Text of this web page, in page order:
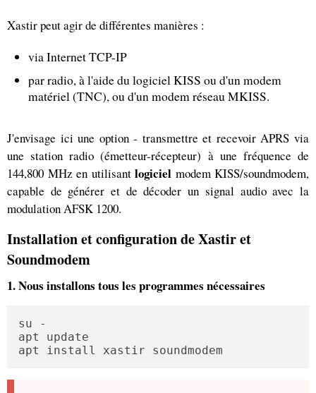
Xastir peut agir de différentes manières :
via Internet TCP-IP
par radio, à l'aide du logiciel KISS ou d'un modem
matériel (TNC), ou d'un modem réseau MKISS.
J'envisage ici une option - transmettre et recevoir APRS via
une station radio (émetteur-récepteur) à une fréquence de
144,800 MHz en utilisant logiciel modem KISS/soundmodem,
capable de générer et de décoder un signal audio avec la
modulation AFSK 1200.
Installation et configuration de Xastir et
Soundmodem
1. Nous installons tous les programmes nécessaires
su -
apt update
apt install xastir soundmodem